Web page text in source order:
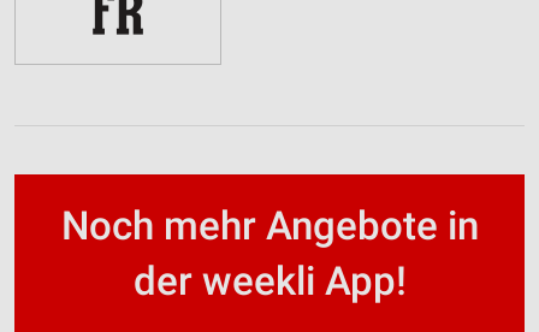
Noch mehr Angebote in
der weekli App!